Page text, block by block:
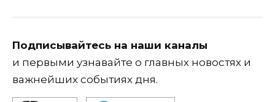
Подписывайтесь на наши каналы
и первыми узнавайте о главных новостях и
важнейших событиях дня.